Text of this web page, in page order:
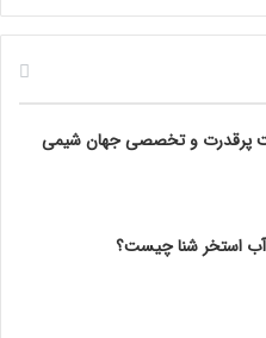
پرقدرت و تخصصی جهان شیمی
استخر شنا چیست؟